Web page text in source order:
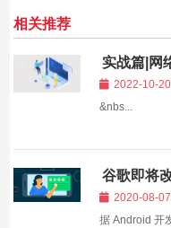
相关推荐
实战篇|网
营收吗？
2022-10-20
&nbs...
谷歌即将
Play Store
2020-08-07
据 Android 开